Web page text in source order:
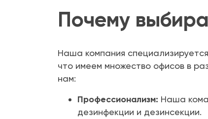
Почему
Наша компания
что имеем множество офисов в
нам:
Профессионализм: Наша
дезинфекции и дезинсекции.